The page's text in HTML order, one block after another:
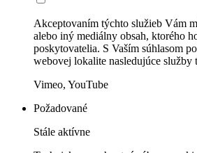
Akceptovaním týchto služieb Vám
alebo iný mediálny obsah, ktorého
poskytovatelia. S Vaším súhlasom
webovej lokalite nasledujúce služby
Vimeo, YouTube
Požadované
Stále aktívne